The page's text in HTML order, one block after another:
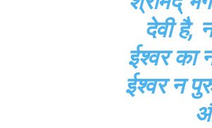
देवी है,
ईश्वर का
ईश्वर न